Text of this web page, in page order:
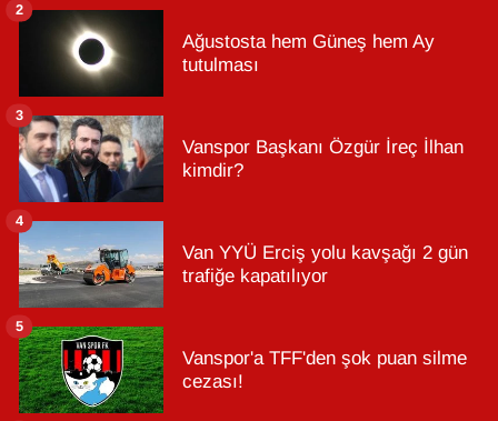
Ağustosta hem Güneş hem Ay
tutulması
2
Vanspor Başkanı Özgür İreç İlhan
kimdir?
3
Van YYÜ Erciş yolu kavşağı 2 gün
trafiğe kapatılıyor
4
Vanspor'a TFF'den şok puan silme
cezası!
5